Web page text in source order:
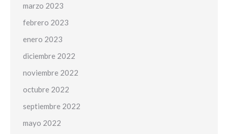
marzo 2023
febrero 2023
enero 2023
diciembre 2022
noviembre 2022
octubre 2022
septiembre 2022
mayo 2022